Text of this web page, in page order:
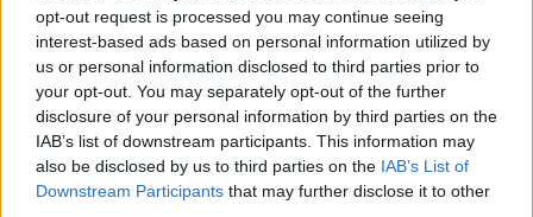
opt-out request is processed you may continue seeing
interest-based ads based on personal information utilized by
us or personal information disclosed to third parties prior to
your opt-out. You may separately opt-out of the further
disclosure of your personal information by third parties on the
IAB’s list of downstream participants. This information may
also be disclosed by us to third parties on the IAB’s List of
Downstream Participants that may further disclose it to other
KAPCSOLÓDÓ CIKKEK TÖBB A SZERZŐTŐL
autó
A kínaiak leállítják, amit két éve minden
EV-gyártó imádott